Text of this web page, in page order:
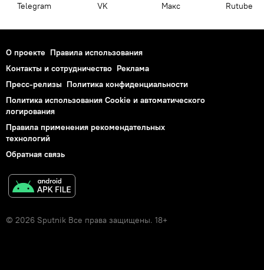
Telegram VK Макс Rutube
О проекте Правила использования
Контакты и сотрудничество Реклама
Пресс-релизы Политика конфиденциальности
Политика использования Cookie и автоматического
логирования
Правила применения рекомендательных
технологий
Обратная связь
© 2026 Sputnik Все права защищены. 18+